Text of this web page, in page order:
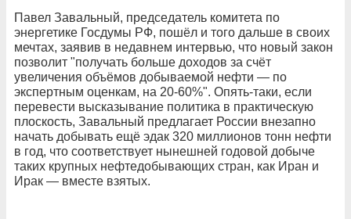
Павел Завальный, председатель комитета по
энергетике Госдумы РФ, пошёл и того дальше в своих
мечтах, заявив в недавнем интервью, что новый закон
позволит "получать больше доходов за счёт
увеличения объёмов добываемой нефти — по
экспертным оценкам, на 20-60%". Опять-таки, если
перевести высказывание политика в практическую
плоскость, Завальный предлагает России внезапно
начать добывать ещё эдак 320 миллионов тонн нефти
в год, что соответствует нынешней годовой добыче
таких крупных нефтедобывающих стран, как Иран и
Ирак — вместе взятых.